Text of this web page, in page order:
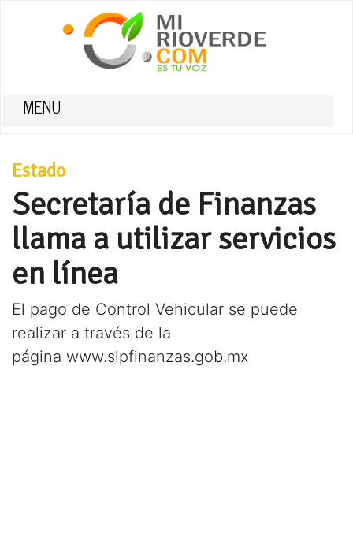
MENU
Estado
Secretaría de Finanzas
llama a utilizar servicios
en línea
El pago de Control Vehicular se puede
realizar a través de la
página www.slpfinanzas.gob.mx